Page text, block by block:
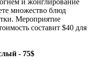
и жонглирование
множество блюд
Мероприятие
составит $40 для
- 75$